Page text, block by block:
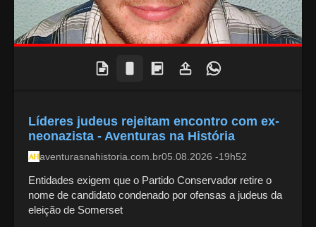
Líderes judeus rejeitam encontro com ex-
neonazista - Aventuras na História
aventurasnahistoria.com.br05.08.2026 -19h52
Entidades exigem que o Partido Conservador retire o
nome de candidato condenado por ofensas a judeus da
eleição de Somerset